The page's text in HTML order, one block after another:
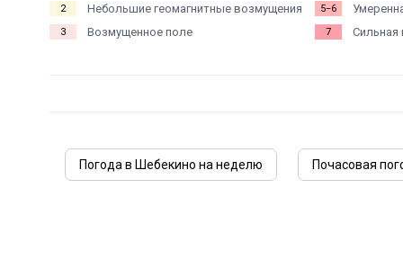
2 Небольшие геомагнитные возмущения
3 Возмущенное поле
5−6
7 Сильная
Погода в Шебекино на неделю Почасовая